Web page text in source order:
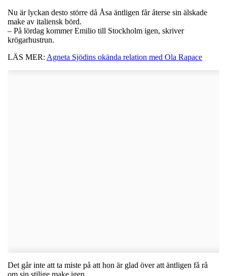
Nu är lyckan desto större då Åsa äntligen får återse sin älskade
make av italiensk börd.
– På lördag kommer Emilio till Stockholm igen, skriver
krögarhustrun.
LÄS MER: Agneta Sjödins okända relation med Ola Rapace
Det går inte att ta miste på att hon är glad över att äntligen få rå
om sin stilige make igen.